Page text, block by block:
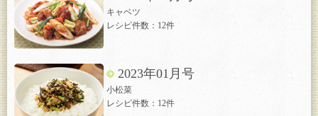
キャベツ
レシピ件数：12件
2023年01月号
小松菜
レシピ件数：12件